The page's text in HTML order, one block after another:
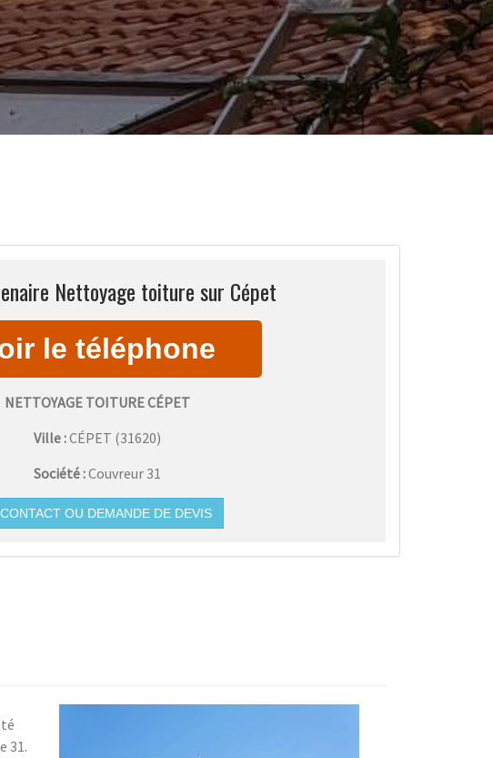
Nettoyage toiture sur Cépet
NETTOYAGE TOITURE CÉPET
Ville :CÉPET (31620)
Société :Couvreur 31
OU DEMANDE DE DEVIS
31.